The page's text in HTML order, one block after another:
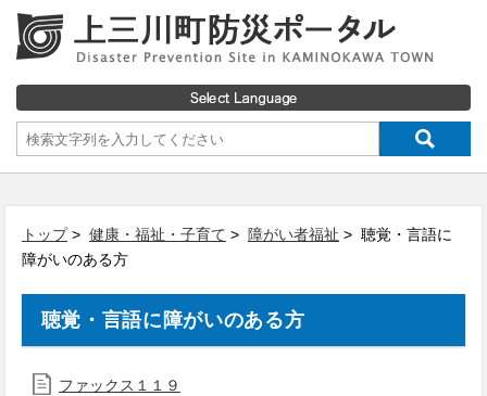
トップ> 健康・福祉・子育て > 障がい者福祉 > 聴覚・言語に
障がいのある方
聴覚・言語に障がいのある方
ファックス１１９